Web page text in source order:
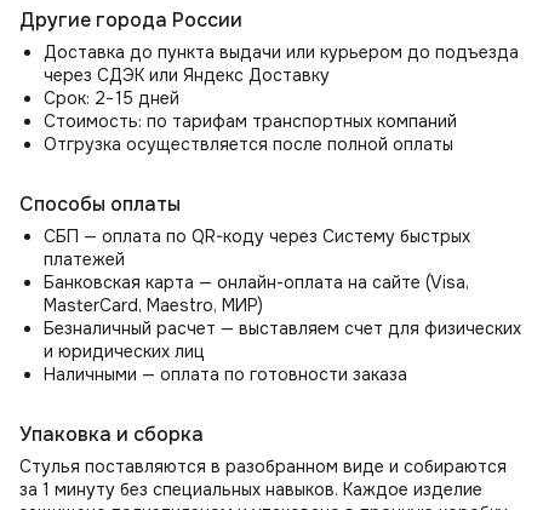
вашим любимым местом для отдыха и работы.
Практичность и лёгкий уход
Специальная обработка ткани позволяет спокойно
пускать домашних животных на стулья, не беспокоясь
о порче обивки, т.к. ткань обладает эффектом —
тряпкой и не выгорает на солнце, что делает стулья
Моби идеально подходит для семей с детьми
и домашними животными, благодаря высокой
износостойкости.
Специальное пластиковые заглушки ножек предотвращает
царапины на полу, делая стул со спинкой Моби идеальным
выбором для любого помещения, независимо от типа
Универсальное интерьерное решение
Стул Моби идеально подходит для использования как
Другие города России
Доставка до пункта выдачи или курьером до подъезда
через СДЭК или Яндекс Доставку
Срок: 2−15 дней
Стоимость: по тарифам транспортных компаний
Отгрузка осуществляется после полной оплаты
Способы оплаты
СБП — оплата по QR-коду через Систему быстрых
платежей
Банковская карта — онлайн-оплата на сайте (Visa,
MasterCard, Maestro, МИР)
Безналичный расчет — выставляем счет для физических
и юридических лиц
Наличными — оплата по готовности заказа
Упаковка и сборка
Стулья поставляются в разобранном виде и собираются
за 1 минуту без специальных навыков. Каждое изделие